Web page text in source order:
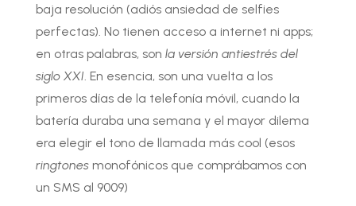
baja resolución (adiós ansiedad de selfies
perfectas). No tienen acceso a internet ni apps;
en otras palabras, son la versión antiestrés del
siglo XXI . En esencia, son una vuelta a los
primeros días de la telefonía móvil, cuando la
batería duraba una semana y el mayor dilema
era elegir el tono de llamada más cool (esos
ringtonesmonofónicos que comprábamos con
un SMS al 9009)